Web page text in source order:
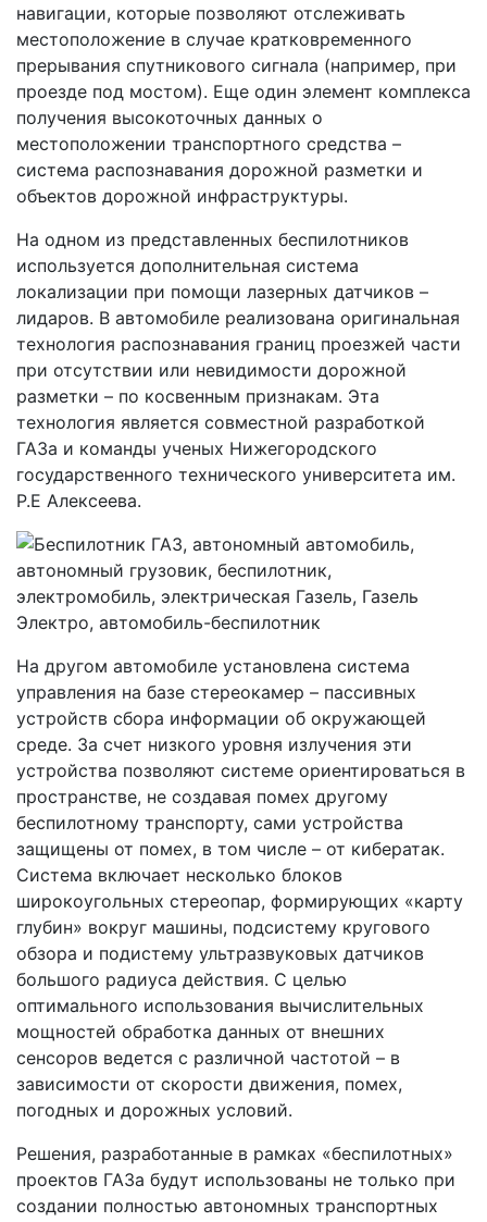
навигации, которые позволяют отслеживать
местоположение в случае кратковременного
прерывания спутникового сигнала (например, при
проезде под мостом). Еще один элемент комплекса
получения высокоточных данных о
местоположении транспортного средства –
система распознавания дорожной разметки и
объектов дорожной инфраструктуры.
На одном из представленных беспилотников
используется дополнительная система
локализации при помощи лазерных датчиков –
лидаров. В автомобиле реализована оригинальная
технология распознавания границ проезжей части
при отсутствии или невидимости дорожной
разметки – по косвенным признакам. Эта
технология является совместной разработкой
ГАЗа и команды ученых Нижегородского
государственного технического университета им.
Р.Е Алексеева.
На другом автомобиле установлена система
управления на базе стереокамер – пассивных
устройств сбора информации об окружающей
среде. За счет низкого уровня излучения эти
устройства позволяют системе ориентироваться в
пространстве, не создавая помех другому
беспилотному транспорту, сами устройства
защищены от помех, в том числе – от кибератак.
Система включает несколько блоков
широкоугольных стереопар, формирующих «карту
глубин» вокруг машины, подсистему кругового
обзора и подистему ультразвуковых датчиков
большого радиуса действия. С целью
оптимального использования вычислительных
мощностей обработка данных от внешних
сенсоров ведется с различной частотой – в
зависимости от скорости движения, помех,
погодных и дорожных условий.
Решения, разработанные в рамках «беспилотных»
проектов ГАЗа будут использованы не только при
создании полностью автономных транспортных